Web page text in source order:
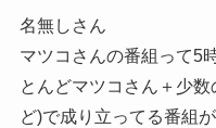
名無しさん
マツコさんの番組って5
とんどマツコさん＋少
ど)で成り立ってる番組